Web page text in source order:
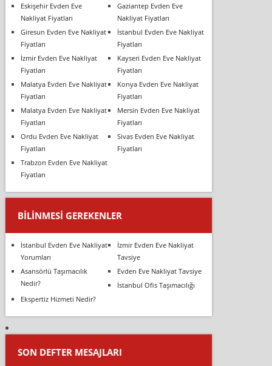
Eskişehir Evden Eve
Nakliyat Fiyatları
Gaziantep Evden Eve
Nakliyat Fiyatları
Giresun Evden Eve Nakliyat
Fiyatları
İstanbul Evden Eve Nakliyat
Fiyatları
İzmir Evden Eve Nakliyat
Fiyatları
Kayseri Evden Eve Nakliyat
Fiyatları
Malatya Evden Eve Nakliyat
Fiyatları
Konya Evden Eve Nakliyat
Fiyatları
Malatya Evden Eve Nakliyat
Fiyatları
Mersin Evden Eve Nakliyat
Fiyatları
Ordu Evden Eve Nakliyat
Fiyatları
Sivas Evden Eve Nakliyat
Fiyatları
Trabzon Evden Eve Nakliyat
Fiyatları
BILINMESI GEREKENLER
İstanbul Evden Eve Nakliyat
Yorumları
İzmir Evden Eve Nakliyat
Tavsiye
Asansörlü Taşımacılık
Nedir?
Evden Eve Nakliyat Tavsiye
İstanbul Ofis Taşımacılığı
Ekspertiz Hizmeti Nedir?
SON DEFTER MESAJLARI